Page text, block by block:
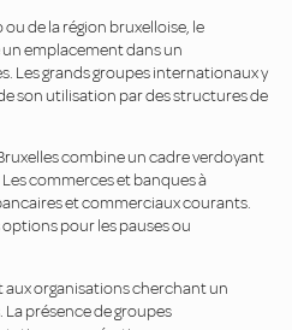
de la région bruxelloise, le
emplacement dans un
Les grands groupes internationaux y
son utilisation par des structures de
combine un cadre verdoyant
commerces et banques à
et commerciaux courants.
pour les pauses ou
aux organisations cherchant un
La présence de groupes